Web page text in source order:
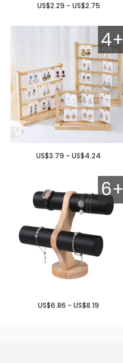
US$2.29 - US$2.75
4+
US$3.79 - US$4.24
6+
US$6.86 - US$8.19